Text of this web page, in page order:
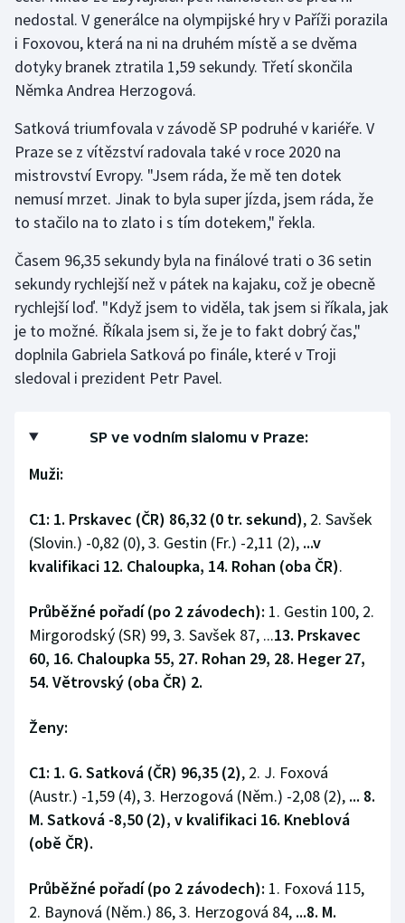
nedostal. V generálce na olympijské hry v Paříži porazila
i Foxovou, která na ni na druhém místě a se dvěma
dotyky branek ztratila 1,59 sekundy. Třetí skončila
Němka Andrea Herzogová.
Satková triumfovala v závodě SP podruhé v kariéře. V
Praze se z vítězství radovala také v roce 2020 na
mistrovství Evropy. "Jsem ráda, že mě ten dotek
nemusí mrzet. Jinak to byla super jízda, jsem ráda, že
to stačilo na to zlato i s tím dotekem," řekla.
Časem 96,35 sekundy byla na finálové trati o 36 setin
sekundy rychlejší než v pátek na kajaku, což je obecně
rychlejší loď. "Když jsem to viděla, tak jsem si říkala, jak
je to možné. Říkala jsem si, že je to fakt dobrý čas,"
doplnila Gabriela Satková po finále, které v Troji
sledoval i prezident Petr Pavel.
SP ve vodním slalomu v Praze:
Muži:
C1: 1. Prskavec (ČR) 86,32 (0 tr. sekund), 2. Savšek
(Slovin.) -0,82 (0), 3. Gestin (Fr.) -2,11 (2), ...v
kvalifikaci 12. Chaloupka, 14. Rohan (oba ČR).
Průběžné pořadí (po 2 závodech): 1. Gestin 100, 2.
Mirgorodský (SR) 99, 3. Savšek 87, ...13. Prskavec
60, 16. Chaloupka 55, 27. Rohan 29, 28. Heger 27,
54. Větrovský (oba ČR) 2.
Ženy:
C1: 1. G. Satková (ČR) 96,35 (2), 2. J. Foxová
(Austr.) -1,59 (4), 3. Herzogová (Něm.) -2,08 (2), ... 8.
M. Satková -8,50 (2), v kvalifikaci 16. Kneblová
(obě ČR).
Průběžné pořadí (po 2 závodech): 1. Foxová 115,
2. Baynová (Něm.) 86, 3. Herzogová 84, ...8. M.